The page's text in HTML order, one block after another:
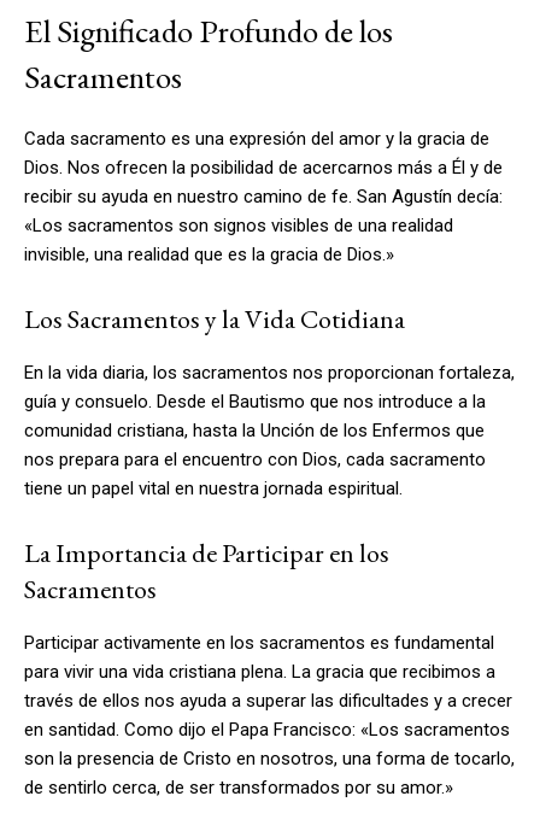
El Significado Profundo de los
Sacramentos
Cada sacramento es una expresión del amor y la gracia de
Dios. Nos ofrecen la posibilidad de acercarnos más a Él y de
recibir su ayuda en nuestro camino de fe. San Agustín decía:
«Los sacramentos son signos visibles de una realidad
invisible, una realidad que es la gracia de Dios.»
Los Sacramentos y la Vida Cotidiana
En la vida diaria, los sacramentos nos proporcionan fortaleza,
guía y consuelo. Desde el Bautismo que nos introduce a la
comunidad cristiana, hasta la Unción de los Enfermos que
nos prepara para el encuentro con Dios, cada sacramento
tiene un papel vital en nuestra jornada espiritual.
La Importancia de Participar en los
Sacramentos
Participar activamente en los sacramentos es fundamental
para vivir una vida cristiana plena. La gracia que recibimos a
través de ellos nos ayuda a superar las dificultades y a crecer
en santidad. Como dijo el Papa Francisco: «Los sacramentos
son la presencia de Cristo en nosotros, una forma de tocarlo,
de sentirlo cerca, de ser transformados por su amor.»